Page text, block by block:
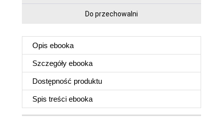
Do przechowalni
Opis ebooka
Szczegóły ebooka
Dostępność produktu
Spis treści ebooka